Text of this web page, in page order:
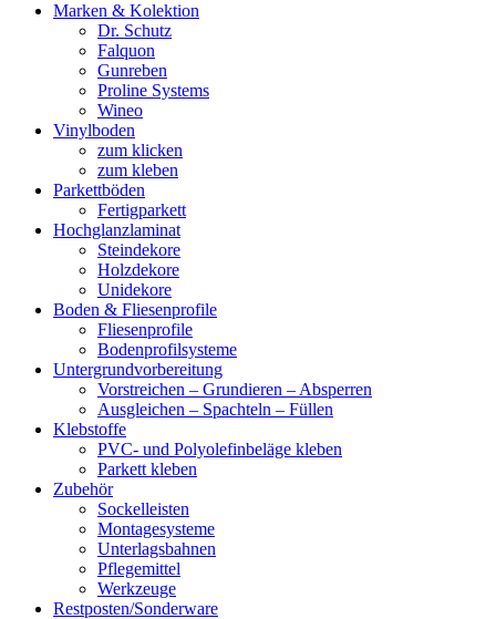
Marken & Kolektion
Dr. Schutz
Falquon
Gunreben
Proline Systems
Wineo
Vinylboden
zum klicken
zum kleben
Parkettböden
Fertigparkett
Hochglanzlaminat
Steindekore
Holzdekore
Unidekore
Boden & Fliesenprofile
Fliesenprofile
Bodenprofilsysteme
Untergrundvorbereitung
Vorstreichen – Grundieren – Absperren
Ausgleichen – Spachteln – Füllen
Klebstoffe
PVC- und Polyolefinbeläge kleben
Parkett kleben
Zubehör
Sockelleisten
Montagesysteme
Unterlagsbahnen
Pflegemittel
Werkzeuge
Restposten/Sonderware